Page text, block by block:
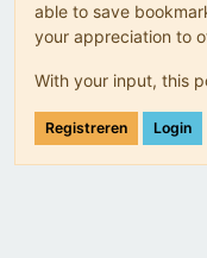
able to save
your appreciation to
With your input, this
Registreren Login